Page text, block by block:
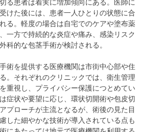
けた後には、患者一人ひとりの状態に合
る。軽度の場合は自宅でのケアや塗布薬
一方で持続的な炎症や痛み、感染リスク
科的な包茎手術が検討される。
術を提供する医療機関は市街中心部や住
。それぞれのクリニックでは、衛生管理
重視し、プライバシー保護につとめてい
症状や要望に応じ、環状切開術や包皮切
プローチが主流となるが、術後の見た目
した細やかな技術が導入されている点も